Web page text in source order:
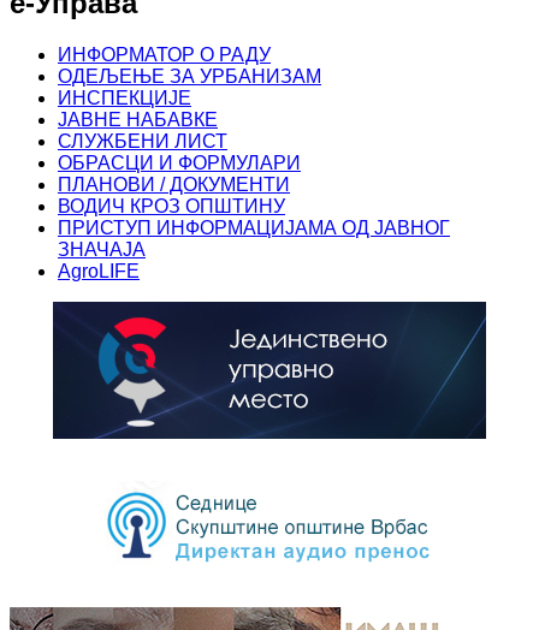
ИНФОРМАТОР О РАДУ
ОДЕЉЕЊЕ ЗА УРБАНИЗАМ
ИНСПЕКЦИЈЕ
ЈАВНЕ НАБАВКЕ
СЛУЖБЕНИ ЛИСТ
ОБРАСЦИ И ФОРМУЛАРИ
ПЛАНОВИ / ДОКУМЕНТИ
ВОДИЧ КРОЗ ОПШТИНУ
ПРИСТУП ИНФОРМАЦИЈАМА ОД ЈАВНОГ
ЗНАЧАЈА
AgroLIFE